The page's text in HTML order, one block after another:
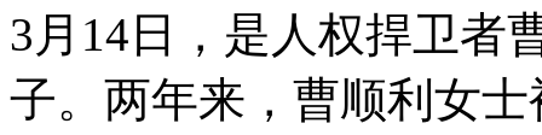
3月14日，是人权捍卫者
子。两年来，曹顺利女